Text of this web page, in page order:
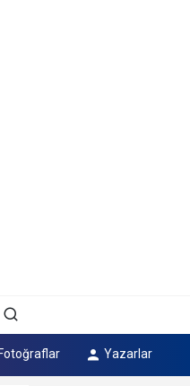
Fotoğraflar Yazarlar